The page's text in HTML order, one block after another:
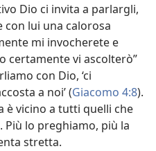
Dio ci invita a parlargli,
con lui una calorosa
mi invocherete e
certamente vi ascolterò”
con Dio, ‘ci
a noi’ (Giacomo 4:8).
è vicino a tutti quelli che
Più lo preghiamo, più la
stretta.